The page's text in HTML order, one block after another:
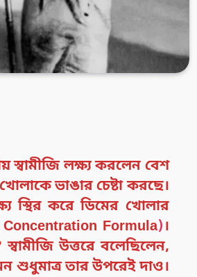
লক্ষ্য করলেন বেশ
ভাঙার চেষ্টা করছে।
স্থির করে ডিমের খোলার
Formula)।
উত্তরে বলেছিলেন,
শুধুমাত্র তার উপরেই দাও।